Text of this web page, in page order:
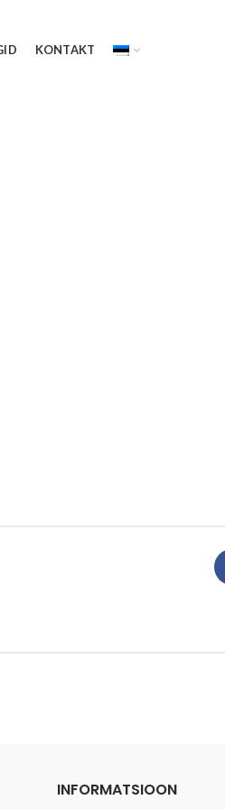
KONTAKT
INFORMATSIOON